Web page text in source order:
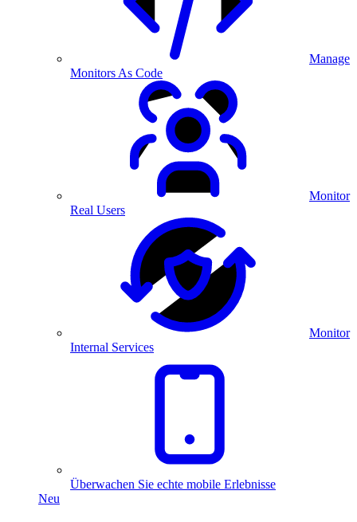
Manage
Monitors As Code
Monitor
Real Users
Monitor
Internal Services
Überwachen Sie echte mobile Erlebnisse
Neu